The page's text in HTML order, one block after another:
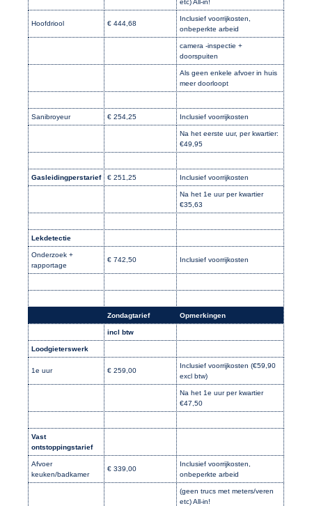
etc) All-in!
Hoofdriool € 444,68
Inclusief voorrijkosten,
onbeperkte arbeid
camera -inspectie +
doorspuiten
Als geen enkele afvoer in huis
meer doorloopt
Sanibroyeur € 254,25 Inclusief voorrijkosten
Na het eerste uur, per kwartier:
€49,95
Gasleidingperstarief € 251,25 Inclusief voorrijkosten
Na het 1e uur per kwartier
€35,63
Lekdetectie
Onderzoek +
rapportage
€ 742,50 Inclusief voorrijkosten
Zondagtarief Opmerkingen
incl btw
Loodgieterswerk
1e uur € 259,00
Inclusief voorrijkosten (€59,90
excl btw)
Na het 1e uur per kwartier
€47,50
Vast
ontstoppingstarief
Afvoer
keuken/badkamer
€ 339,00
Inclusief voorrijkosten,
onbeperkte arbeid
(geen trucs met meters/veren
etc) All-in!